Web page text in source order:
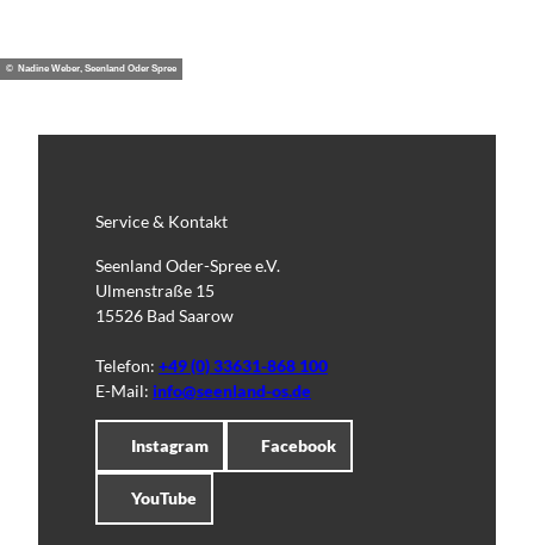
© Nadine Weber, Seenland Oder Spree
Service & Kontakt
Seenland Oder-Spree e.V.
Ulmenstraße 15
15526 Bad Saarow
Telefon: +49 (0) 33631-868 100
E-Mail: info@seenland-os.de
Instagram Facebook
YouTube